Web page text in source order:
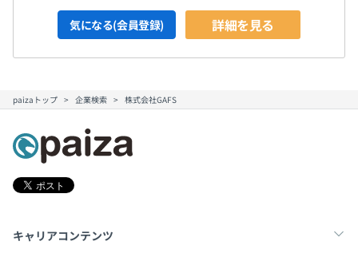
気になる(会員登録) 詳細を見る
paizaトップ 企業検索 株式会社GAFS
キャリアコンテンツ